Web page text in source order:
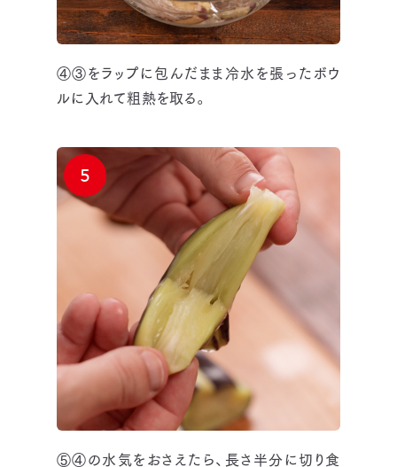
④③をラップに包んだまま冷水を張ったボウ
ルに入れて粗熱を取る。
⑤④の水気をおさえたら、長さ半分に切り食
5